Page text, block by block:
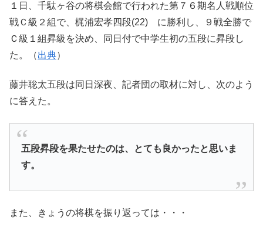
１日、千駄ヶ谷の将棋会館で行われた第７６期名人戦順位
戦Ｃ級２組で、梶浦宏孝四段(22) に勝利し、９戦全勝で
Ｃ級１組昇級を決め、同日付で中学生初の五段に昇段し
た。（出典）
藤井聡太五段は同日深夜、記者団の取材に対し、次のよう
に答えた。
五段昇段を果たせたのは、とても良かったと思いま
す。
また、きょうの将棋を振り返っては・・・